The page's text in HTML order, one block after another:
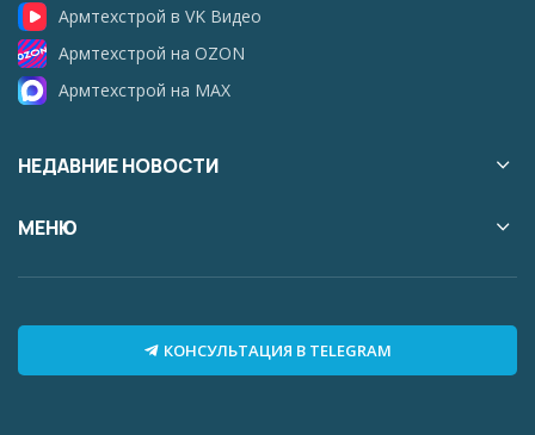
Армтехстрой в VK Видео
Армтехстрой на OZON
Армтехстрой на MAX
НЕДАВНИЕ НОВОСТИ
МЕНЮ
КОНСУЛЬТАЦИЯ В TELEGRAM